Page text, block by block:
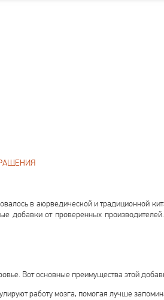
в аюрведической и традиционной
добавки от проверенных
Вот основные преимущества этой
работу мозга, помогая лучше